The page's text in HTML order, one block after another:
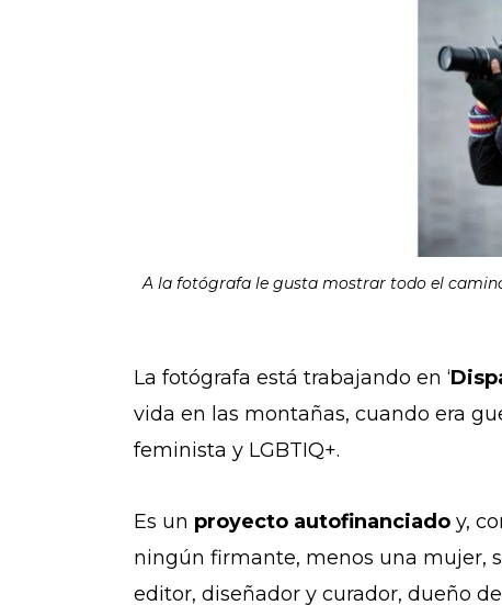
A la fotógrafa le gusta mostrar todo el
La fotógrafa está trabajando en ‘
vida en las montañas, cuando era
feminista y LGBTIQ+.
Es un proyecto autofinanciado y,
ningún firmante, menos una mujer,
editor, diseñador y curador, dueño de